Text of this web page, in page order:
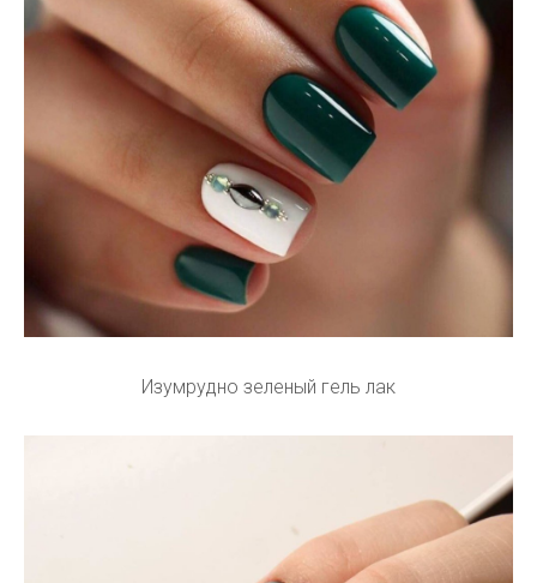
Изумрудно зеленый гель лак